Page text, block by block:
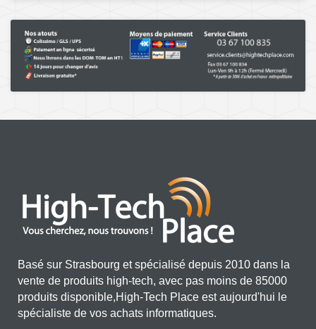
Basé sur Strasbourg et spécialisé depuis 2010 dans la
vente de produits high-tech, avec pas moins de 85000
produits disponible,High-Tech Place est aujourd'hui le
spécialiste de vos achats informatiques.